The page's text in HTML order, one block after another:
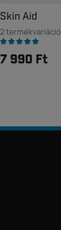
Skin Aid
2 termékvariáció
7 990 Ft